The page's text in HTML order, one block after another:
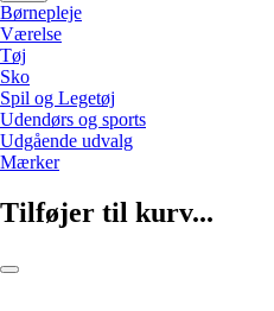
Børnepleje
Værelse
Tøj
Sko
Spil og Legetøj
Udendørs og sports
Udgående udvalg
Mærker
Tilføjer til kurv...